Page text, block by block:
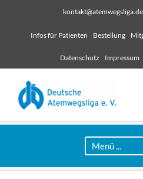
kontakt@atemwegsliga.de
Infos für Patienten Bestellung
Datenschutz Impressum